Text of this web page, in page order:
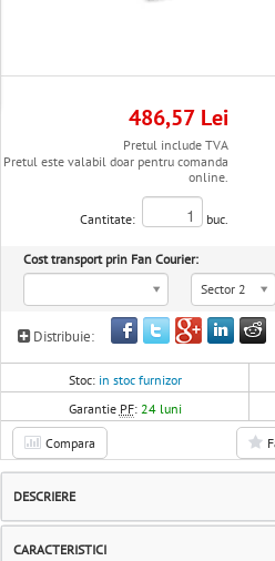
486,57 Lei
Pretul include TVA
Pretul este valabil doar pentru comanda
online.
Cantitate: buc.
Cost transport prin Fan Courier:
Sector 2
Distribuie:
Stoc: in stoc furnizor
Garantie PF: 24 luni
Compara
DESCRIERE
CARACTERISTICI